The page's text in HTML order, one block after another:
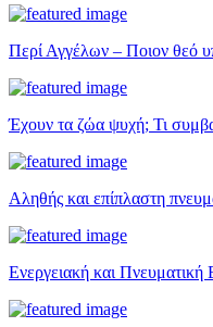
Περί Αγγέλων – Ποιον θεό
Έχουν τα ζώα ψυχή; Τι
Αληθής και επίπλαστη
Ενεργειακή και Πνευματική